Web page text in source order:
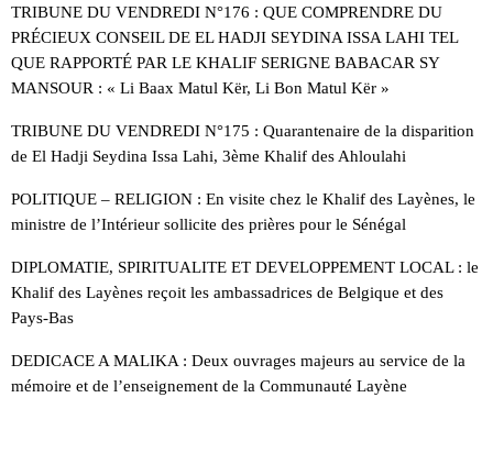
TRIBUNE DU VENDREDI N°176 : QUE COMPRENDRE DU
PRÉCIEUX CONSEIL DE EL HADJI SEYDINA ISSA LAHI TEL
QUE RAPPORTÉ PAR LE KHALIF SERIGNE BABACAR SY
MANSOUR : « Li Baax Matul Kër, Li Bon Matul Kër »
TRIBUNE DU VENDREDI N°175 : Quarantenaire de la disparition
de El Hadji Seydina Issa Lahi, 3ème Khalif des Ahloulahi
POLITIQUE – RELIGION : En visite chez le Khalif des Layènes, le
ministre de l’Intérieur sollicite des prières pour le Sénégal
DIPLOMATIE, SPIRITUALITE ET DEVELOPPEMENT LOCAL : le
Khalif des Layènes reçoit les ambassadrices de Belgique et des
Pays-Bas
DEDICACE A MALIKA : Deux ouvrages majeurs au service de la
mémoire et de l’enseignement de la Communauté Layène